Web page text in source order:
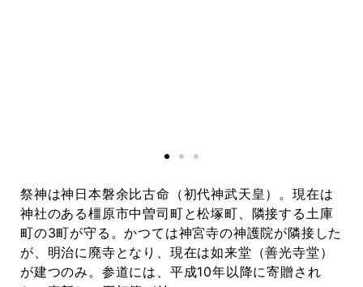
祭神は神日本磐余比古命（初代神武天皇）。現在は
神社のある橿原市中曽司町と松塚町、隣接する土庫
町の3町が守る。かつては神宮寺の神護院が隣接した
が、明治に廃寺となり、現在は如来堂（善光寺堂）
が建つのみ。参道には、平成10年以降に寄贈され